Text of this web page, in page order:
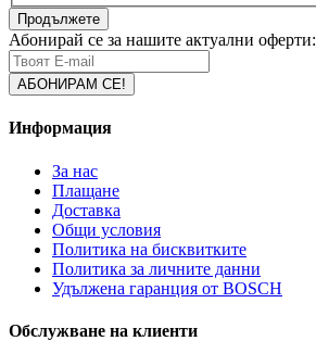
Продължете
Абонирай се за нашите актуални оферти:
Информация
За нас
Плащане
Доставка
Общи условия
Политика на бисквитките
Политика за личните данни
Удължена гаранция от BOSCH
Обслужване на клиенти